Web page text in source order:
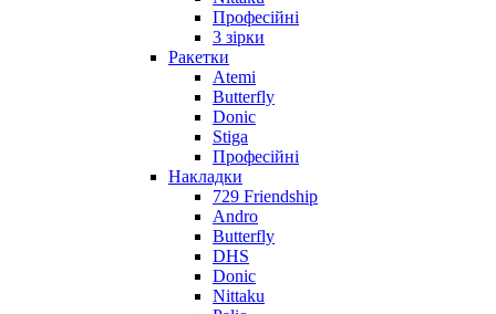
Професійні
3 зірки
Ракетки
Atemi
Butterfly
Donic
Stiga
Професійні
Накладки
729 Friendship
Andro
Butterfly
DHS
Donic
Nittaku